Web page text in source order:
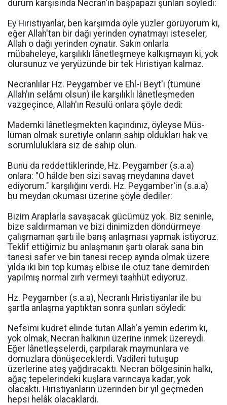
durum karşısında Necran'ın başpapazı şunları söyledi:
Ey Hıristiyanlar, ben karşımda öyle yüzler görüyorum ki,
eğer Allah'tan bir dağı yerinden oynatmayı isteseler,
Allah o dağı yerinden oynatır. Sakın onlarla
mübaheleye, karşılıklı lânetleşmeye kalkışmayın ki, yok
olursunuz ve yeryüzünde bir tek Hıristiyan kalmaz.
Necranlılar Hz. Peygamber ve Ehl-i Beyt'i (tümüne
Allah'ın selâmı olsun) ile karşılıklı lânetleşmeden
vazgeçince, Allah'ın Resulü onlara şöyle dedi:
Mademki lânetleşmekten kaçındınız, öyleyse Müs-
lüman olmak suretiyle onların sahip oldukları hak ve
sorumluluklara siz de sahip olun.
Bunu da reddettiklerinde, Hz. Peygamber (s.a.a)
onlara: "O hâlde ben sizi savaş meydanına davet
ediyorum." karşılığını verdi. Hz. Peygamber'in (s.a.a)
bu meydan okuması üzerine şöyle dediler:
Bizim Araplarla savaşacak gücümüz yok. Biz seninle,
bize saldırmaman ve bizi dinimizden döndürmeye
çalışmaman şartı ile barış anlaşması yapmak istiyoruz.
Teklif ettiğimiz bu anlaşmanın şartı olarak sana bin
tanesi safer ve bin tanesi recep ayında olmak üzere
yılda iki bin top kumaş elbise ile otuz tane demirden
yapılmış normal zırh vermeyi taahhüt ediyoruz.
Hz. Peygamber (s.a.a), Necranlı Hıristiyanlar ile bu
şartla anlaşma yaptıktan sonra şunları söyledi:
Nefsimi kudret elinde tutan Allah'a yemin ederim ki,
yok olmak, Necran halkının üzerine inmek üzereydi.
Eğer lânetleşselerdi, çarpılarak maymunlara ve
domuzlara dönüşeceklerdi. Vadileri tutuşup
üzerlerine ateş yağdıracaktı. Necran bölgesinin halkı,
ağaç tepelerindeki kuşlara varıncaya kadar, yok
olacaktı. Hıristiyanların üzerinden bir yıl geçmeden
hepsi helâk olacaklardı.